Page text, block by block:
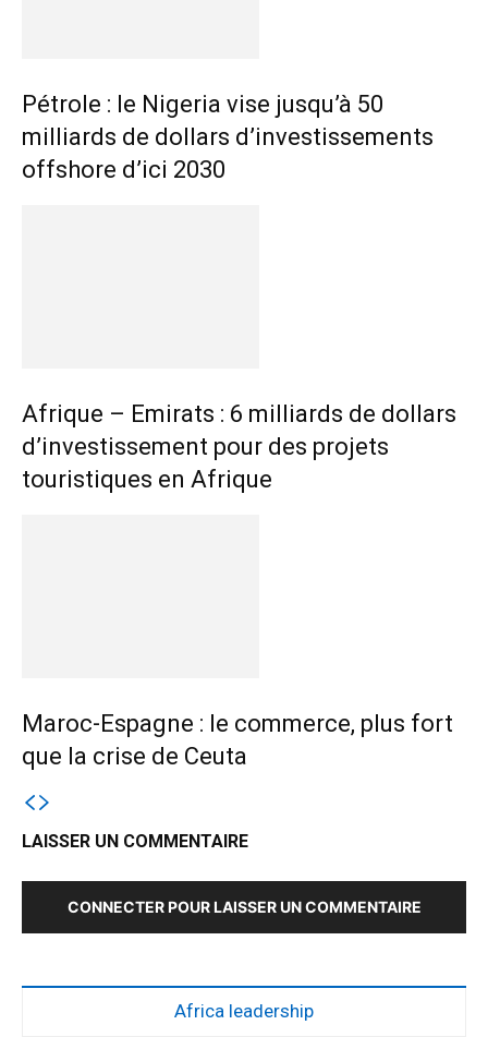
Pétrole : le Nigeria vise jusqu’à 50
milliards de dollars d’investissements
offshore d’ici 2030
Afrique – Emirats : 6 milliards de dollars
d’investissement pour des projets
touristiques en Afrique
Maroc-Espagne : le commerce, plus fort
que la crise de Ceuta
LAISSER UN COMMENTAIRE
CONNECTER POUR LAISSER UN COMMENTAIRE
Africa leadership